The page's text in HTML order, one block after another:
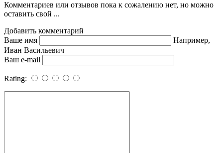
Комментариев или отзывов пока к сожалению нет, но можно
оставить свой ...
Добавить комментарий
Ваше имя
Например,
Иван Васильевич
Ваш e-mail
Rating: